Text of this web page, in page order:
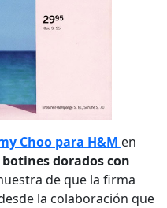
Choo para H&M en
botines dorados con
de que la firma
la colaboración que